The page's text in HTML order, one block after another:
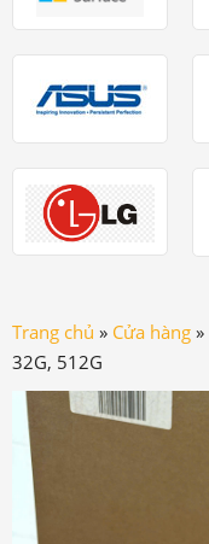
Trang chủ » Cửa hàng »
32G, 512G